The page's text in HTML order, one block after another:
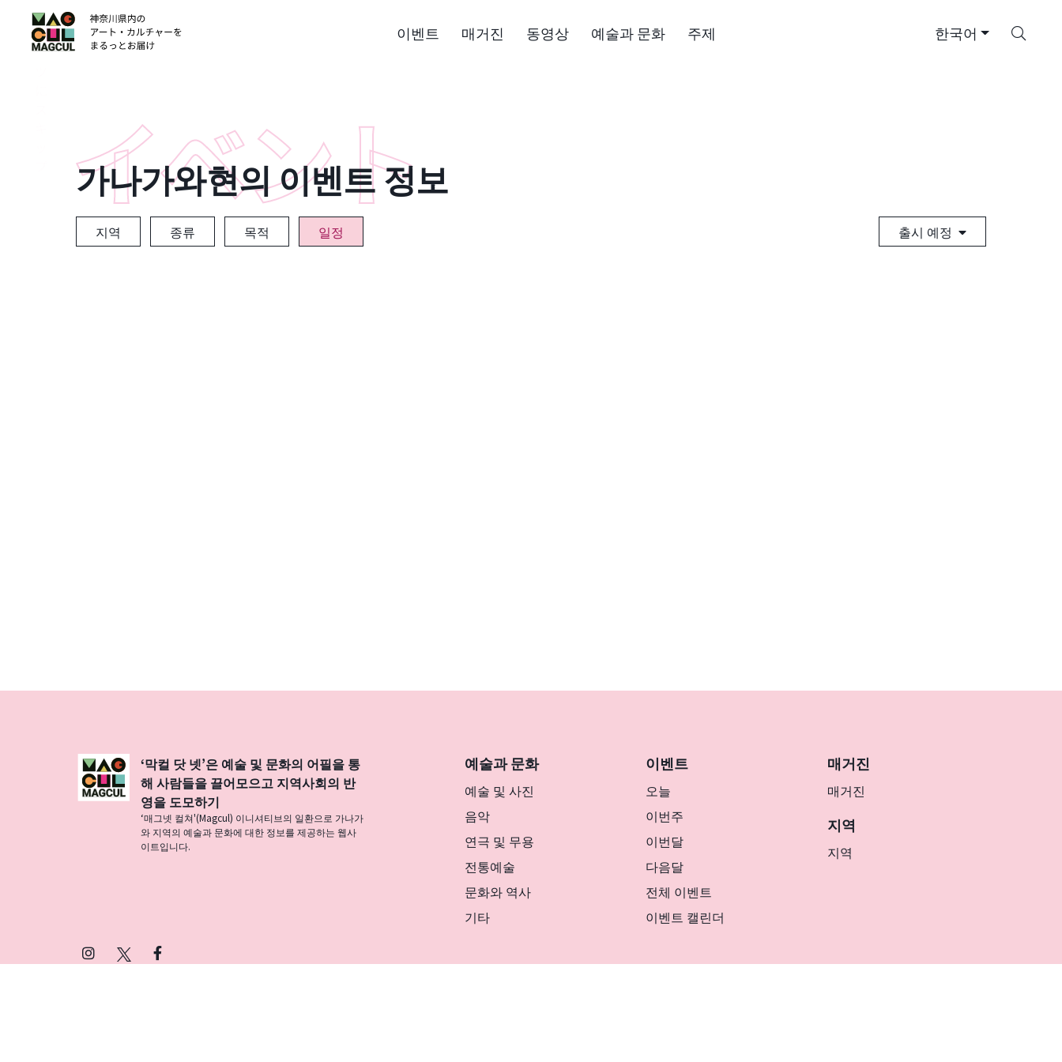
이벤트 매거진 동영상 예술과 문화 주제 한국어
색
ン
テ
ン
가나가와현의 이벤트 정보
지역 종류 목적 일정 출시 예정
예술과 문화
예술 및 사진
음악
연극 및 무용
전통예술
문화와 역사
기타
이벤트
오늘
이번주
이번달
다음달
전체 이벤트
이벤트 캘린더
매거진
매거진
지역
지역
‘막컬 닷 넷’은 예술 및 문화의 어필을 통
해 사람들을 끌어모으고 지역사회의 반
영을 도모하기
‘매그넷 컬쳐'(Magcul) 이니셔티브의 일환으로 가나가
와 지역의 예술과 문화에 대한 정보를 제공하는 웹사
이트입니다.
InstagramFacebook